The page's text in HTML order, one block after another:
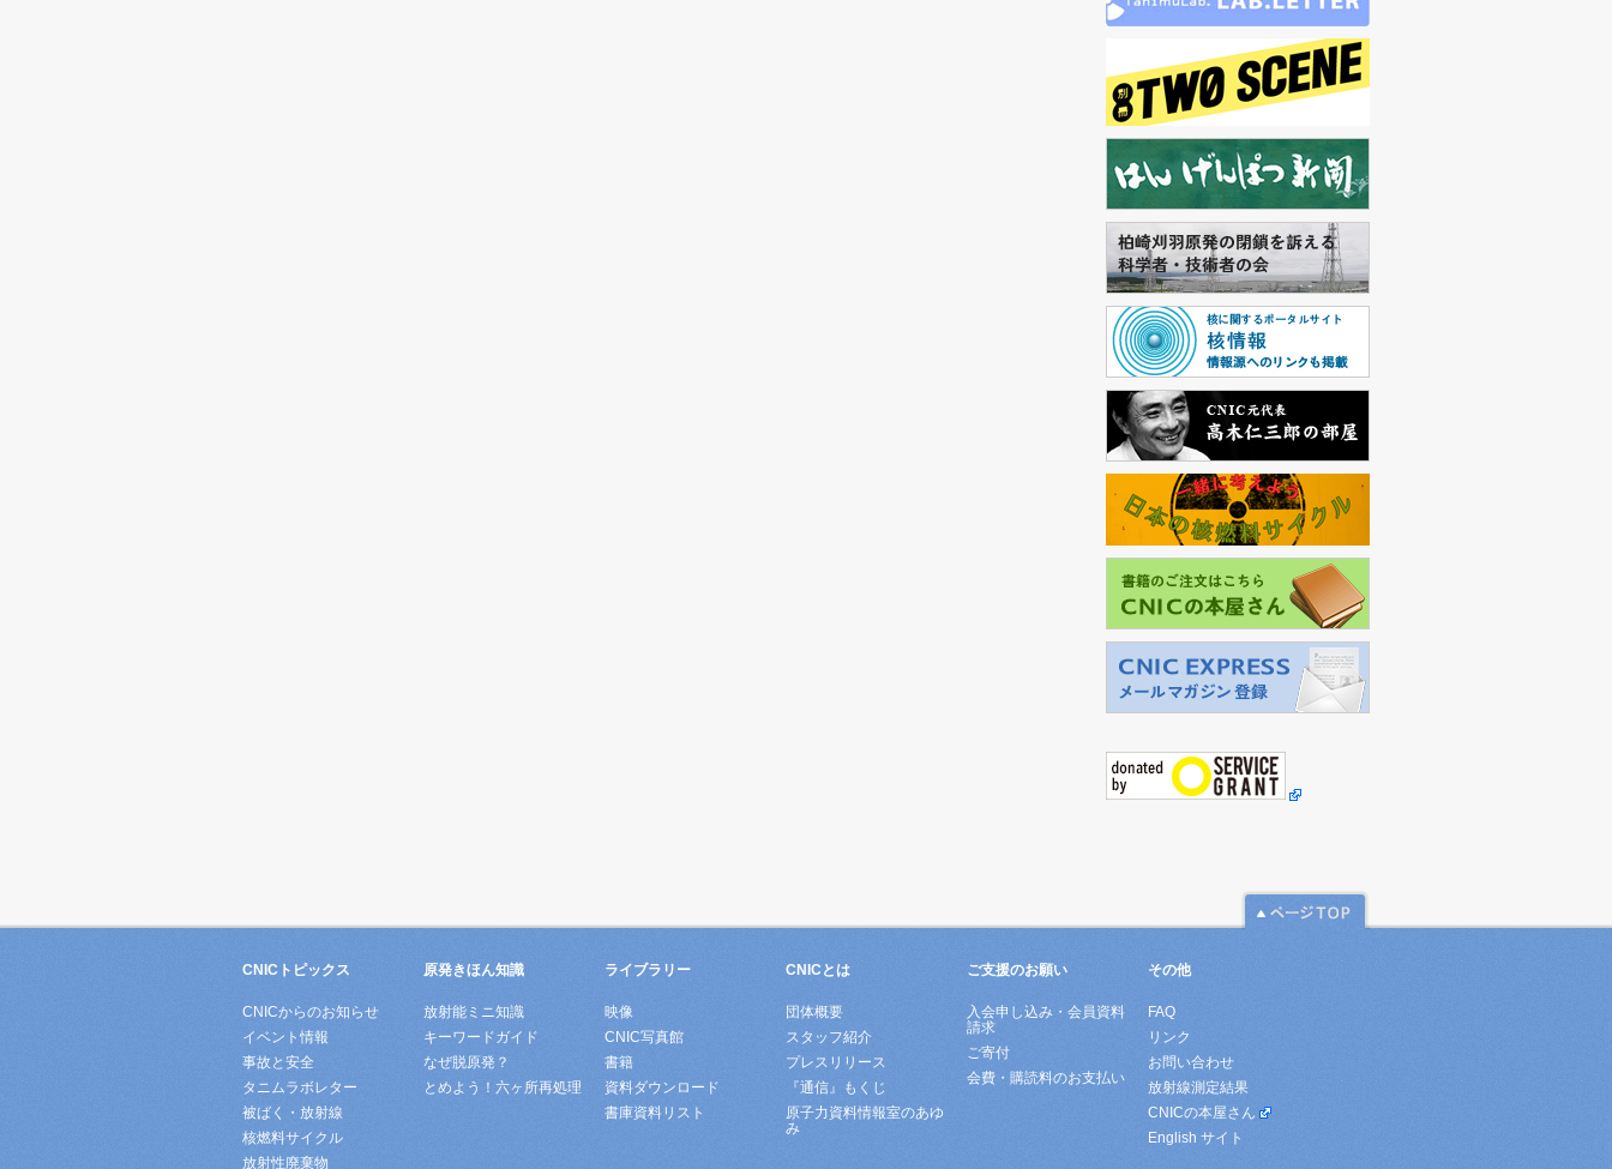
CNICトピックス
CNICからのお知らせ
イベント情報
事故と安全
タニムラボレター
被ばく・放射線
核燃料サイクル
放射性廃棄物
原発きほん知識
放射能ミニ知識
キーワードガイド
なぜ脱原発？
とめよう！六ヶ所再処理
ライブラリー
映像
CNIC写真館
書籍
資料ダウンロード
書庫資料リスト
CNICとは
団体概要
スタッフ紹介
プレスリリース
『通信』もくじ
原子力資料情報室のあゆ
み
ご支援のお願い
入会申し込み・会員資料
請求
ご寄付
会費・購読料のお支払い
その他
FAQ
リンク
お問い合わせ
放射線測定結果
CNICの本屋さん
English サイト